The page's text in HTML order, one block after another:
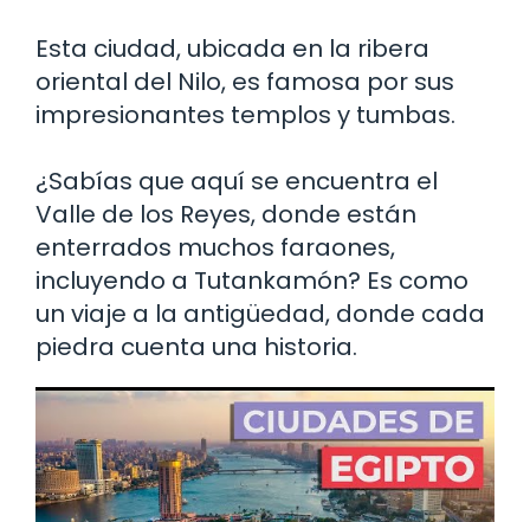
Esta ciudad, ubicada en la ribera
oriental del Nilo, es famosa por sus
impresionantes templos y tumbas.
¿Sabías que aquí se encuentra el
Valle de los Reyes, donde están
enterrados muchos faraones,
incluyendo a Tutankamón? Es como
un viaje a la antigüedad, donde cada
piedra cuenta una historia.